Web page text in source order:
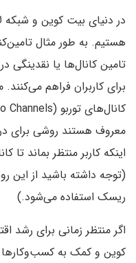
در دنیای بیت کوین و شبکه
تامین کانال‌ها یا نقدینگی
برای کاربران فراهم
معروف هستند روشی برای
اینکه کاربر منتظر بماند تا
(توجه داشته باشید از این
ریسک استفاده می‌شود.)
اگر منتظر زمانی برای رشد
کوین و کمک به